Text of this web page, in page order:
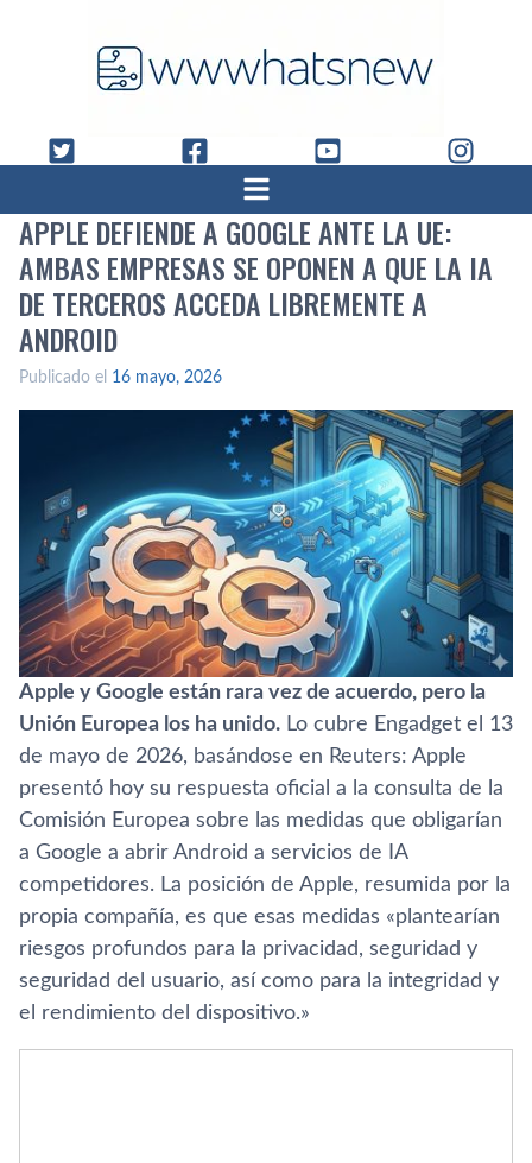
APPLE DEFIENDE A GOOGLE ANTE LA UE:
AMBAS EMPRESAS SE OPONEN A QUE LA IA
DE TERCEROS ACCEDA LIBREMENTE A
ANDROID
Publicado el 16 mayo, 2026
Apple y Google están rara vez de acuerdo, pero la
Unión Europea los ha unido. Lo cubre Engadget el 13
de mayo de 2026, basándose en Reuters: Apple
presentó hoy su respuesta oficial a la consulta de la
Comisión Europea sobre las medidas que obligarían
a Google a abrir Android a servicios de IA
competidores. La posición de Apple, resumida por la
propia compañía, es que esas medidas «plantearían
riesgos profundos para la privacidad, seguridad y
seguridad del usuario, así como para la integridad y
el rendimiento del dispositivo.»